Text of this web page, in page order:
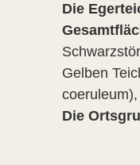
Die
Gelben
Die